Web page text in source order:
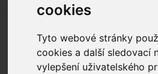
cookies
Tyto webové stránky
cookies a další sledovací
vylepšení uživatelského